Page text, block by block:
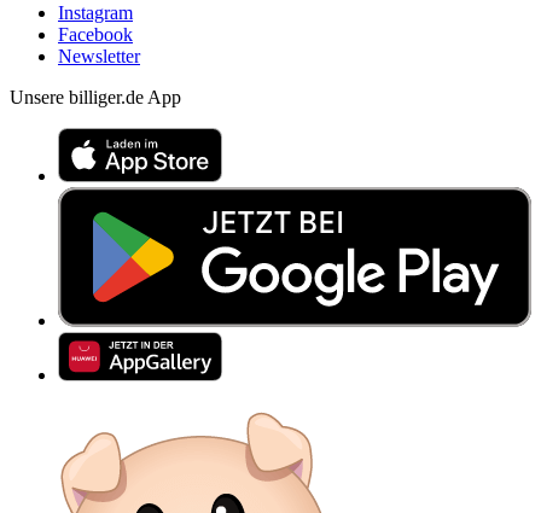
Instagram
Facebook
Newsletter
Unsere billiger.de App